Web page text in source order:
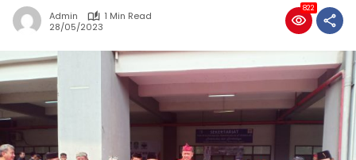
Admin
1 Min Read
28/05/2023
822